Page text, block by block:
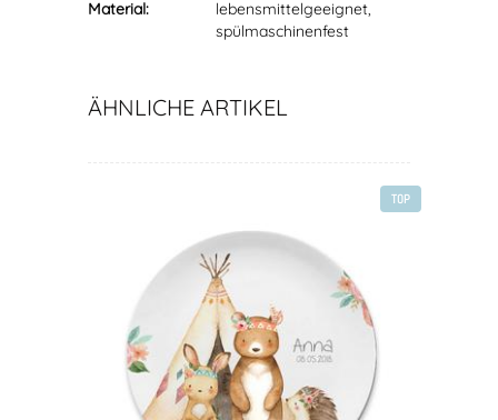
Material:
lebensmittelgeeignet,
spülmaschinenfest
ÄHNLICHE ARTIKEL
TOP